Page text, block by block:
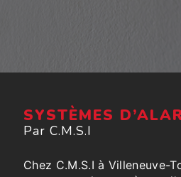
SYSTÈMES
Par C.M.S.I
Chez C.M.S.I à Villeneuve-